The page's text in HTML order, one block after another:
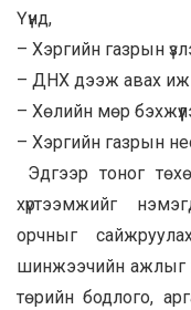
Үүнд,
– Хэргийн газрын
– ДНХ дээж авах иж
– Хөлийн мөр
– Хэргийн газрын
Эдгээр тоног
хүртээмжийг
орчныг
шинжээчийн ажлыг
төрийн бодлого,